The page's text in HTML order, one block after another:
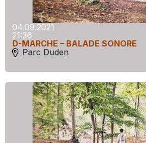
04.09.2021
21:36
D-MARCHE – BALADE SONORE
Parc Duden